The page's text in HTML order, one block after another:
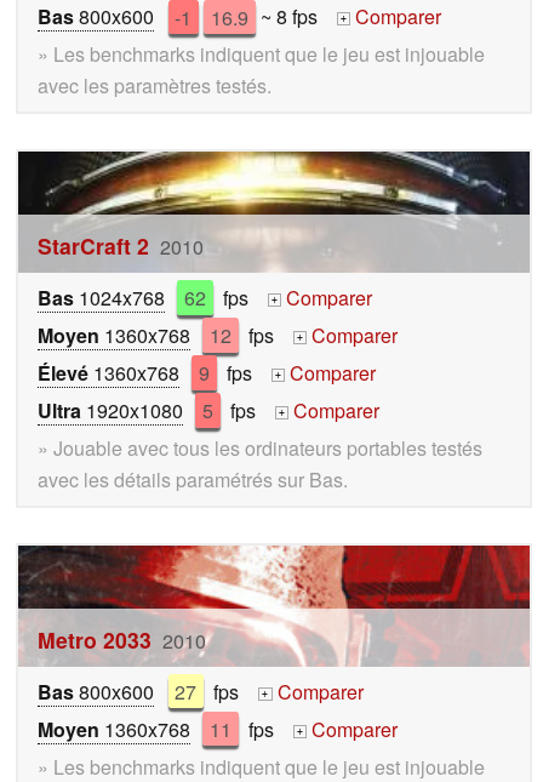
Bas800x600 -1 16.9 ~ 8 fps +
Comparer
» Les benchmarks indiquent que le jeu est injouable
avec les paramètres testés.
StarCraft 2 2010
Bas 1024x768 62 fps +
Comparer
Moyen 1360x768 12 fps +
Comparer
Élevé 1360x768 9 fps +
Comparer
Ultra 1920x1080 5 fps +
Comparer
» Jouable avec tous les ordinateurs portables testés
avec les détails paramétrés sur Bas.
Metro 2033 2010
Bas800x600 27 fps + Comparer
Moyen 1360x768 11 fps +
Comparer
» Les benchmarks indiquent que le jeu est injouable